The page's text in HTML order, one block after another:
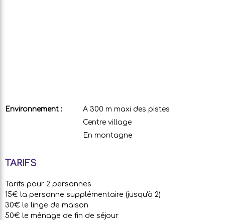
Environnement :
A 300 m maxi des pistes
Centre village
En montagne
TARIFS
Tarifs pour 2 personnes
15€ la personne supplémentaire (jusqu'à 2)
30€ le linge de maison
50€ le ménage de fin de séjour